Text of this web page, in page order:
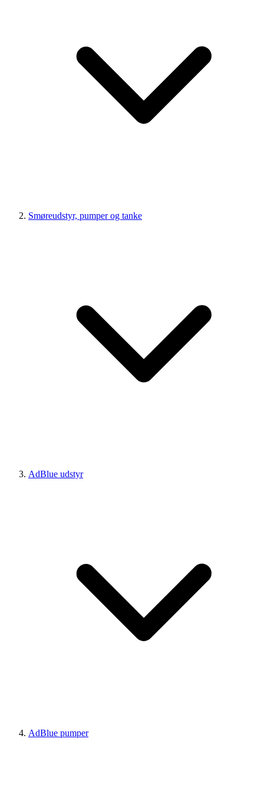
Smøreudstyr, pumper og tanke
AdBlue udstyr
AdBlue pumper